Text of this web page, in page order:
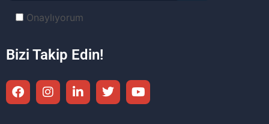
Onaylıyorum
Bizi Takip Edin!